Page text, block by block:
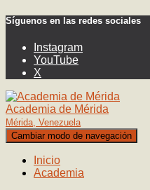
Síguenos en las redes sociales
Instagram
YouTube
X
Academia de Mérida
Mérida, Venezuela
Cambiar modo de navegación
Inicio
Academia